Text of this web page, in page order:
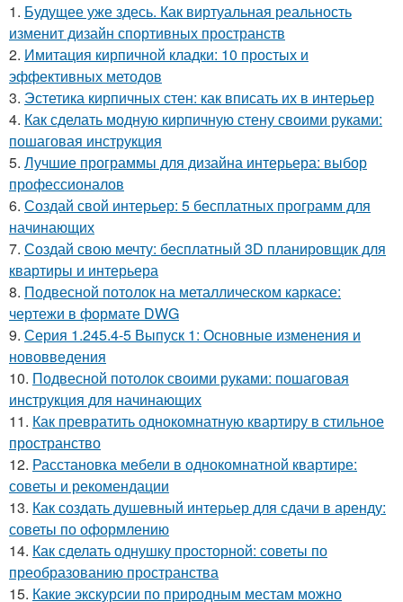
1. Будущее уже здесь. Как виртуальная реальность
изменит дизайн спортивных пространств
2. Имитация кирпичной кладки: 10 простых и
эффективных методов
3. Эстетика кирпичных стен: как вписать их в интерьер
4. Как сделать модную кирпичную стену своими руками:
пошаговая инструкция
5. Лучшие программы для дизайна интерьера: выбор
профессионалов
6. Создай свой интерьер: 5 бесплатных программ для
начинающих
7. Создай свою мечту: бесплатный 3D планировщик для
квартиры и интерьера
8. Подвесной потолок на металлическом каркасе:
чертежи в формате DWG
9. Серия 1.245.4-5 Выпуск 1: Основные изменения и
нововведения
10. Подвесной потолок своими руками: пошаговая
инструкция для начинающих
11. Как превратить однокомнатную квартиру в стильное
пространство
12. Расстановка мебели в однокомнатной квартире:
советы и рекомендации
13. Как создать душевный интерьер для сдачи в аренду:
советы по оформлению
14. Как сделать однушку просторной: советы по
преобразованию пространства
15. Какие экскурсии по природным местам можно